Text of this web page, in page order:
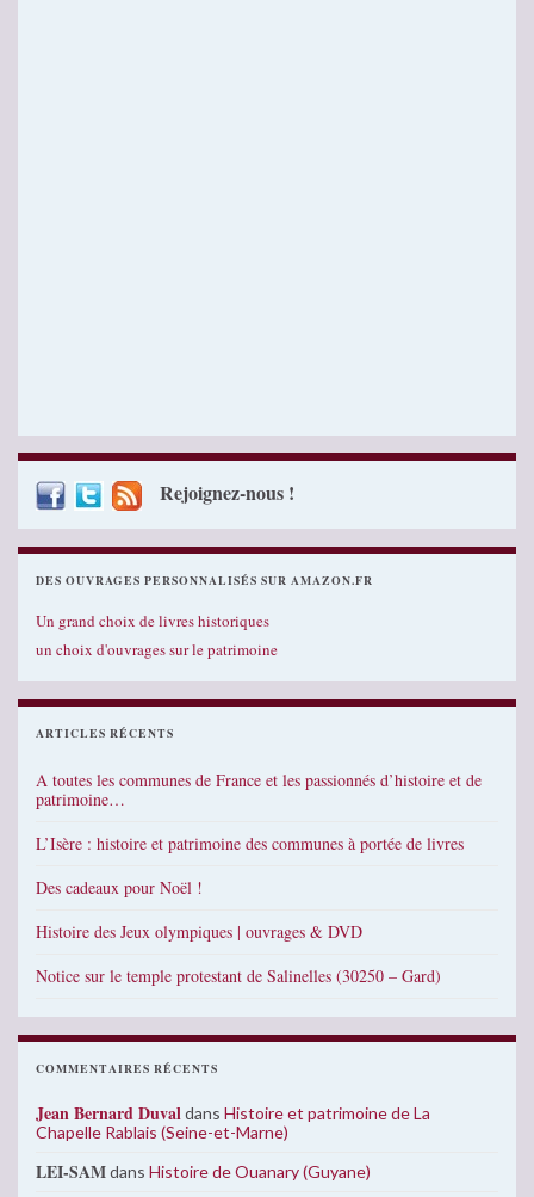
Rejoignez-nous !
DES OUVRAGES PERSONNALISÉS SUR AMAZON.FR
Un grand choix de livres historiques
un choix d'ouvrages sur le patrimoine
ARTICLES RÉCENTS
A toutes les communes de France et les passionnés d’histoire et de
patrimoine…
L’Isère : histoire et patrimoine des communes à portée de livres
Des cadeaux pour Noël !
Histoire des Jeux olympiques | ouvrages & DVD
Notice sur le temple protestant de Salinelles (30250 – Gard)
COMMENTAIRES RÉCENTS
Jean Bernard Duvaldans Histoire et patrimoine de La
Chapelle Rablais (Seine-et-Marne)
LEI-SAMdans Histoire de Ouanary (Guyane)